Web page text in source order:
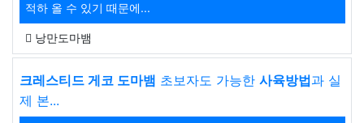
적하 올 수 있기 때문에...
낭만도마뱀
크레스티드 게코 도마뱀 초보자도 가능한 사육방법과 실
제 본...